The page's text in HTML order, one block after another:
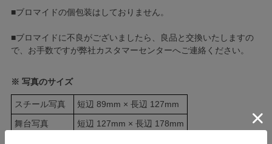
■ブロマイドの個包装はしておりません。
■ブロマイドに不良がございましたら、良品と交換いたしますの
で、お手数ですが弊社カスタマーセンターへご連絡ください。
※ 写真のサイズ
スチール写真
短辺 89mm × 長辺 127mm
舞台写真
短辺 127mm × 長辺 178mm